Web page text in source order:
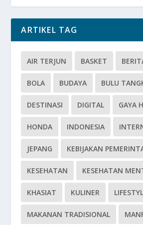
ARTIKEL TAG
AIR TERJUN BASKET
BOLA BUDAYA BULU
DESTINASI DIGITAL GAYA
HONDA INDONESIA
JEPANG KEBIJAKAN
KESEHATAN KESEHATAN
KHASIAT KULINER
MAKANAN TRADISIONAL